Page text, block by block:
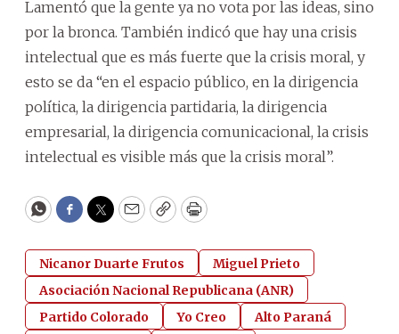
Lamentó que la gente ya no vota por las ideas, sino
por la bronca. También indicó que hay una crisis
intelectual que es más fuerte que la crisis moral, y
esto se da “en el espacio público, en la dirigencia
política, la dirigencia partidaria, la dirigencia
empresarial, la dirigencia comunicacional, la crisis
intelectual es visible más que la crisis moral”.
WhatsApp
Facebook
Twitter
EmailCopyPrint
Nicanor Duarte Frutos
Miguel Prieto
Asociación Nacional Republicana (ANR)
Partido Colorado
Yo Creo
Alto Paraná